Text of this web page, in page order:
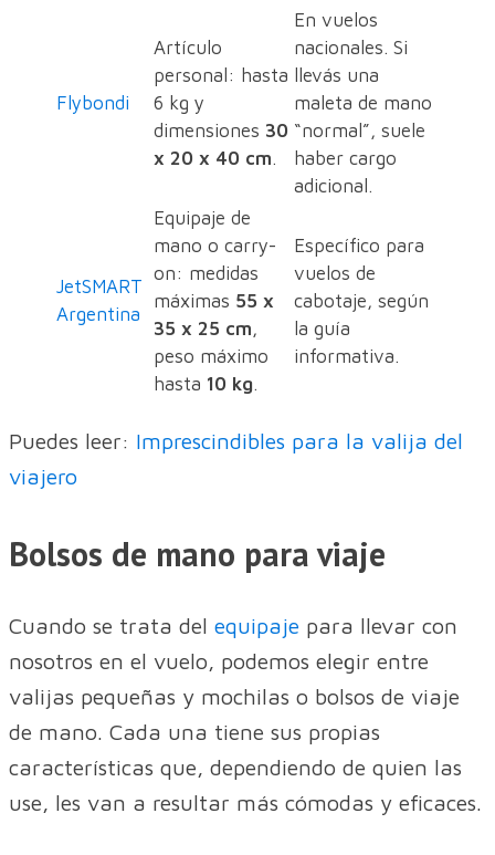
Flybondi
Artículo
personal: hasta
6 kg y
dimensiones 30
x 20 x 40 cm.
En vuelos
nacionales. Si
llevás una
maleta de mano
“normal”, suele
haber cargo
adicional.
JetSMART
Argentina
Equipaje de
mano o carry-
on: medidas
máximas 55 x
35 x 25 cm,
peso máximo
hasta 10 kg.
Específico para
vuelos de
cabotaje, según
la guía
informativa.
Puedes leer: Imprescindibles para la valija del
viajero
Bolsos de mano para viaje
Cuando se trata del equipaje para llevar con
nosotros en el vuelo, podemos elegir entre
valijas pequeñas y mochilas o bolsos de viaje
de mano. Cada una tiene sus propias
características que, dependiendo de quien las
use, les van a resultar más cómodas y eficaces.